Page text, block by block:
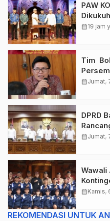
PAW
calendar_month19 jam
Tim
,
calendar_monthJumat,
DPRD
calendar_monthJumat,
Wawali
Menuju
calendar_monthKamis,
REKOMENDASI UNTUK